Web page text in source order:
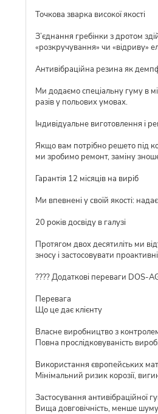
Точкова зварка високої якості
З’єднання гребінки з дротом
«розкручування» чи «відриву»
Антивібраційна резина як
Ми додаємо спеціальну гуму в
разів у польових умовах.
Індивідуальне виготовлення і
Якщо вам потрібно решето під
ми зробимо ремонт, заміну
Гарантія 12 місяців на виріб
Ми впевнені у своїй якості:
20 років досвіду в галузі
Протягом двох десятиліть ми
зносу і застосовувати
???? Додаткові переваги DOS-
Перевага
Що це дає клієнту
Власне виробництво з
Повна прослідковуваність
Використання європейських
Мінімальний ризик корозії,
Застосування антивібраційної
Вища довговічність, менше